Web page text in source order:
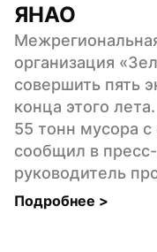
ЯНАО
организация
совершить пять
конца этого
55 тонн мусора с
сообщил в
руководитель
Подробнее >